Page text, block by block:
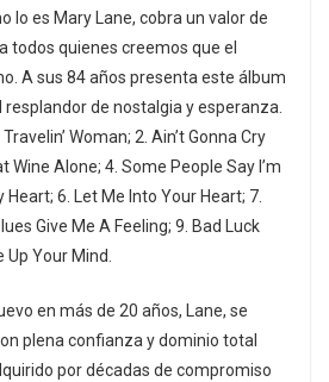
lo es Mary Lane, cobra un valor de
todos quienes creemos que el
A sus 84 años presenta este álbum
de nostalgia y esperanza.
Woman; 2. Ain’t Gonna Cry
Wine Alone; 4. Some People Say I’m
Heart; 6. Let Me Into Your Heart; 7.
Give Me A Feeling; 9. Bad Luck
Your Mind.
en más de 20 años, Lane, se
plena confianza y dominio total
por décadas de compromiso